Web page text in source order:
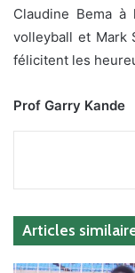
Claudine Bema à
volleyball et Mark
félicitent les
Prof Garry Kande
Articles